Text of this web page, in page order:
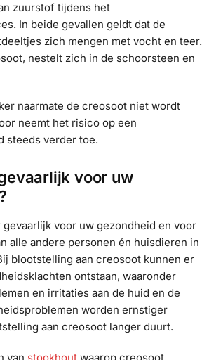
zuurstof tijdens het
In beide gevallen geldt dat de
zich mengen met vocht en teer.
nestelt zich in de schoorsteen en
naarmate de creosoot niet wordt
neemt het risico op een
steeds verder toe.
voor uw
voor uw gezondheid en voor
alle andere personen én huisdieren in
blootstelling aan creosoot kunnen er
ontstaan, waaronder
en irritaties aan de huid en de
worden ernstiger
aan creosoot langer duurt.